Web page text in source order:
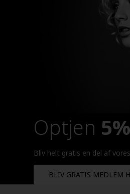
Optjen
Bliv helt gratis en del af
BLIV GRATIS MEDLEM